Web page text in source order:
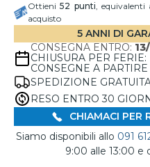
Ottieni52 punti, equivalenti
acquisto
5 ANNI DI
CONSEGNA ENTRO:
CHIUSURA PER FERIE:
CONSEGNE A
SPEDIZIONE
RESO ENTRO 30
CHIAMACI PER
Siamo disponibili allo 091
9:00 alle 13:00 e